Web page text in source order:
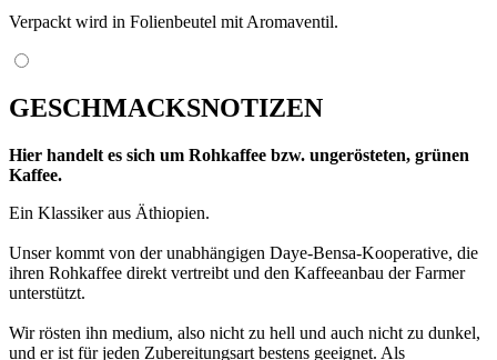
Verpackt wird in Folienbeutel mit Aromaventil.
GESCHMACKSNOTIZEN
Hier handelt es sich um Rohkaffee bzw. ungerösteten, grünen
Kaffee.
Ein Klassiker aus Äthiopien.
Unser kommt von der unabhängigen Daye-Bensa-Kooperative, die
ihren Rohkaffee direkt vertreibt und den Kaffeeanbau der Farmer
unterstützt.
Wir rösten ihn medium, also nicht zu hell und auch nicht zu dunkel,
und er ist für jeden Zubereitungsart bestens geeignet. Als